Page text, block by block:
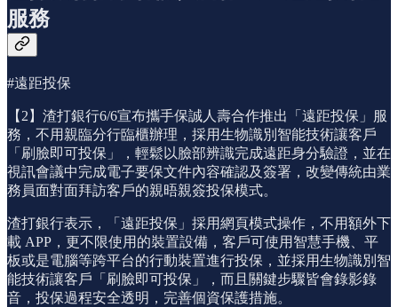
服務
#遠距投保
【2】渣打銀行6/6宣布攜手保誠人壽合作推出「遠距投保」服
務，不用親臨分行臨櫃辦理，採用生物識別智能技術讓客戶
「刷臉即可投保」，輕鬆以臉部辨識完成遠距身分驗證，並在
視訊會議中完成電子要保文件內容確認及簽署，改變傳統由業
務員面對面拜訪客戶的親晤親簽投保模式。
渣打銀行表示，「遠距投保」採用網頁模式操作，不用額外下
載 APP，更不限使用的裝置設備，客戶可使用智慧手機、平
板或是電腦等跨平台的行動裝置進行投保，並採用生物識別智
能技術讓客戶「刷臉即可投保」，而且關鍵步驟皆會錄影錄
音，投保過程安全透明，完善個資保護措施。